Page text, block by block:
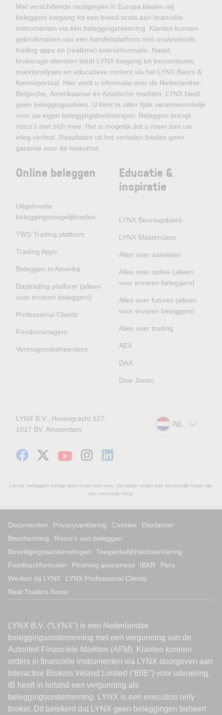
Met verschillende vestigingen in Europa bieden wij
beleggers toegang tot een breed scala aan financiële
instrumenten via één beleggingsrekening. Klanten kunnen
gebruikmaken van een handelsplatform met analysetools,
trading apps en (realtime) koersinformatie. Naast
brokerage-diensten biedt LYNX toegang tot beursnieuws,
marktanalyses en educatieve content via het LYNX Beurs &
Kennisportaal. Hier vindt u informatie over de Nederlandse,
Belgische, Amerikaanse en Aziatische markten. LYNX biedt
geen beleggingsadvies. U bent te allen tijde verantwoordelijk
voor uw eigen beleggingsbeslissingen. Beleggen brengt
risico’s met zich mee. Het is mogelijk dat u meer dan uw
inleg verliest. Resultaten uit het verleden bieden geen
garantie voor de toekomst.
Online beleggen
Uitgebreide
beleggingsmogelijkheden
TWS Trading platform
Trading Apps
Beleggen in Amerika
Daytrading platform (alleen
voor ervaren beleggers)
Professional Clients
Fondsmanagers
Vermogensbeheerders
Educatie &
inspiratie
LYNX Beursupdates
LYNX Masterclass
Alles over aandelen
Alles over opties (alleen
voor ervaren beleggers)
Alles over futures (alleen
voor ervaren beleggers)
Alles over trading
AEX
DAX
Dow Jones
LYNX B.V., Herengracht 527,
1017 BV, Amsterdam
NL
Let op: beleggen brengt risico's met zich mee. Uw totale verlies kan aanzienlijk hoger zijn
dan uw totale inleg.
Documenten Privacyverklaring Cookies
Disclaimer
Bescherming
Risico’s van beleggen
Beveiligingsaanbevelingen
Toegankelijkheidsverklaring
Feedbackformulier
Phishing awareness IBKR
Pers
Werken bij LYNX
LYNX Professional Clients
Real Traders Know